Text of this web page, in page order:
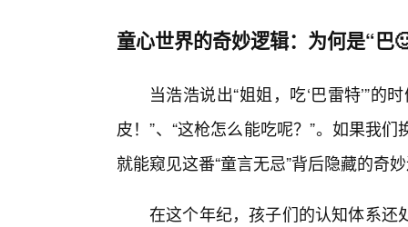
童心世界的奇妙逻辑：为何是“巴
当浩浩说出“姐姐，吃‘巴雷特’”的
皮！”、“这枪怎么能吃呢？”。如果我
就能窥见这番“童言无忌”背后隐藏的奇
在这个年纪，孩子们的认知体系还